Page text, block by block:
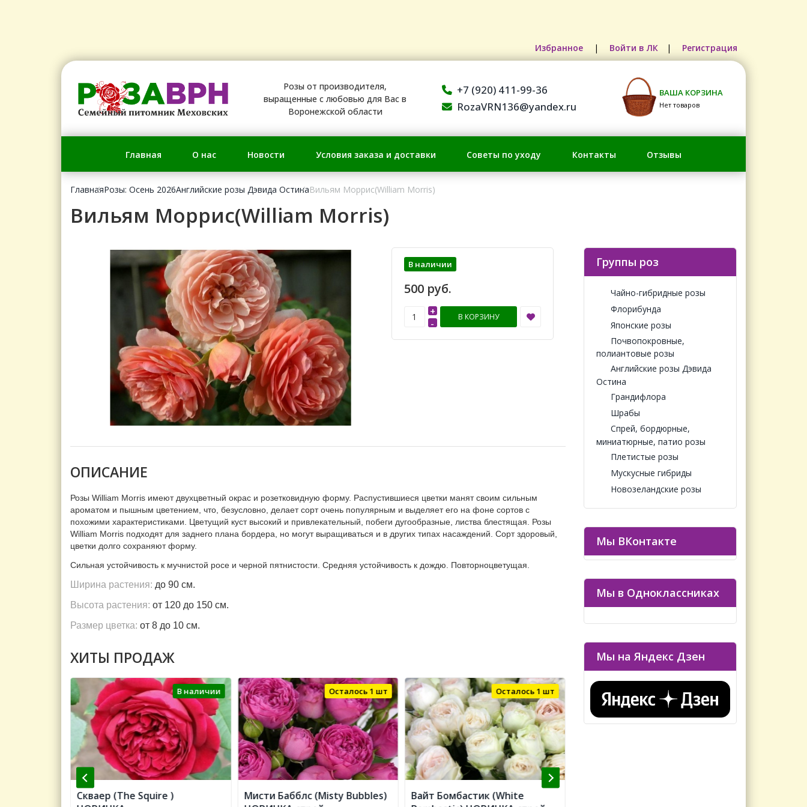
Избранное | Войти в ЛК | Регистрация
Розы от производителя,
выращенные с любовью для Вас в
Воронежской области
+7 (920) 411-99-36
RozaVRN136@yandex.ru
ВАША КОРЗИНА
Нет товаров
Главная О нас Новости Условия заказа и доставки Советы по уходу Контакты Отзывы
ГлавнаяРозы: Осень 2026Английские розы Дэвида ОстинаВильям Моррис(William Morris)
Вильям Моррис(William Morris)
В наличии
500 руб.
-
+ В КОРЗИНУ
ОПИСАНИЕ
Розы William Morris имеют двухцветный окрас и розетковидную форму. Распустившиеся цветки манят своим сильным
ароматом и пышным цветением, что, безусловно, делает сорт очень популярным и выделяет его на фоне сортов с
похожими характеристиками. Цветущий куст высокий и привлекательный, побеги дугообразные, листва блестящая. Розы
William Morris подходят для заднего плана бордера, но могут выращиваться и в других типах насаждений. Сорт здоровый,
цветки долго сохраняют форму.
Сильная устойчивость к мучнистой росе и черной пятнистости. Средняя устойчивость к дождю. Повторноцветущая.
Ширина растения: до 90 см.
Высота растения: от 120 до 150 см.
Размер цветка: от 8 до 10 см.
ХИТЫ ПРОДАЖ
В наличии
Скваер (The Squire )
Осталось 1 шт
Мисти Бабблс (Misty Bubbles)
Осталось 1 шт
Вайт Бомбастик (White
Осталось 3 шт
Группы роз
Чайно-гибридные розы
Флорибунда
Японские розы
Почвопокровные,
полиантовые розы
Английские розы Дэвида
Остина
Грандифлора
Шрабы
Спрей, бордюрные,
миниатюрные, патио розы
Плетистые розы
Мускусные гибриды
Новозеландские розы
Мы ВКонтакте
Мы в Одноклассниках
Мы на Яндекс Дзен